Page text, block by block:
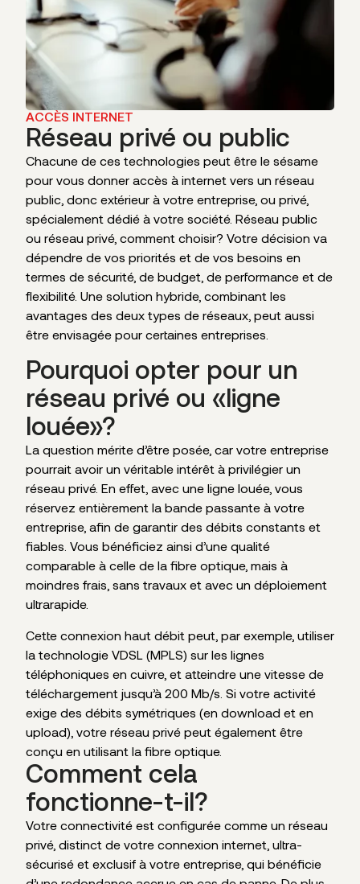
ACCÈS INTERNET
Réseau privé ou public
Chacune de ces technologies peut être le sésame
pour vous donner accès à internet vers un réseau
public, donc extérieur à votre entreprise, ou privé,
spécialement dédié à votre société. Réseau public
ou réseau privé, comment choisir? Votre décision va
dépendre de vos priorités et de vos besoins en
termes de sécurité, de budget, de performance et de
flexibilité. Une solution hybride, combinant les
avantages des deux types de réseaux, peut aussi
être envisagée pour certaines entreprises.
Pourquoi opter pour un
réseau privé ou «ligne
louée»?
La question mérite d’être posée, car votre entreprise
pourrait avoir un véritable intérêt à privilégier un
réseau privé. En effet, avec une ligne louée, vous
réservez entièrement la bande passante à votre
entreprise, afin de garantir des débits constants et
fiables. Vous bénéficiez ainsi d’une qualité
comparable à celle de la fibre optique, mais à
moindres frais, sans travaux et avec un déploiement
ultrarapide.
Cette connexion haut débit peut, par exemple, utiliser
la technologie VDSL (MPLS) sur les lignes
téléphoniques en cuivre, et atteindre une vitesse de
téléchargement jusqu’à 200 Mb/s. Si votre activité
exige des débits symétriques (en download et en
upload), votre réseau privé peut également être
conçu en utilisant la fibre optique.
Comment cela
fonctionne-t-il?
Votre connectivité est configurée comme un réseau
privé, distinct de votre connexion internet, ultra-
sécurisé et exclusif à votre entreprise, qui bénéficie